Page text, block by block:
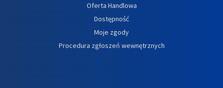
Oferta Handlowa
Dostępność
Moje zgody
Procedura zgłoszeń wewnętrznych